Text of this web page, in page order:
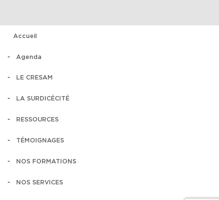
Accueil
Agenda
LE CRESAM
LA SURDICÉCITÉ
RESSOURCES
TÉMOIGNAGES
NOS FORMATIONS
NOS SERVICES